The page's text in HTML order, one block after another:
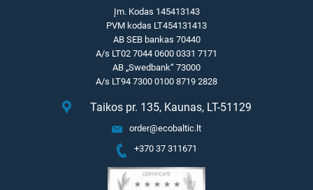
Įm. Kodas 145413143
PVM kodas LT454131413
AB SEB bankas 70440
A/s LT02 7044 0600 0331 7171
AB „Swedbank“ 73000
A/s LT94 7300 0100 8719 2828
Taikos pr. 135, Kaunas, LT-51129
order@ecobaltic.lt
+370 37 311671